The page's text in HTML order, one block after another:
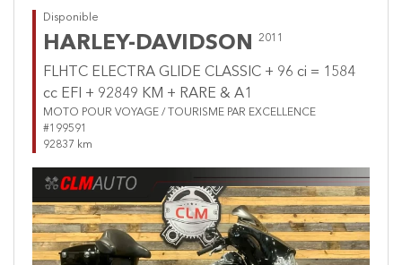
Disponible
HARLEY-DAVIDSON 2011
FLHTC ELECTRA GLIDE CLASSIC + 96 ci = 1584
cc EFI + 92849 KM + RARE & A1
MOTO POUR VOYAGE / TOURISME PAR EXCELLENCE
#199591
92837 km